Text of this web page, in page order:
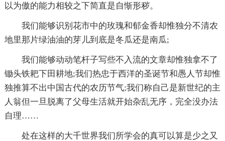
以为傲的能力相较之下简直是自惭形秽。
我们能够识别花市中的玫瑰和郁金香却惟独分不清农
地里那片绿油油的芽儿到底是冬瓜还是南瓜;
我们能够动动笔杆子写些不入流的文章却惟独拿不了
锄头铁耙下田耕地;我们热忠于西洋的圣诞节和愚人节却惟
独推算不出中国古代的农历节气;我们称自己是新世纪的主
人翁但一旦脱离了父母生活就开始杂乱无序，完全没办法
自理……
处在这样的大千世界我们所学会的真可以算是少之又